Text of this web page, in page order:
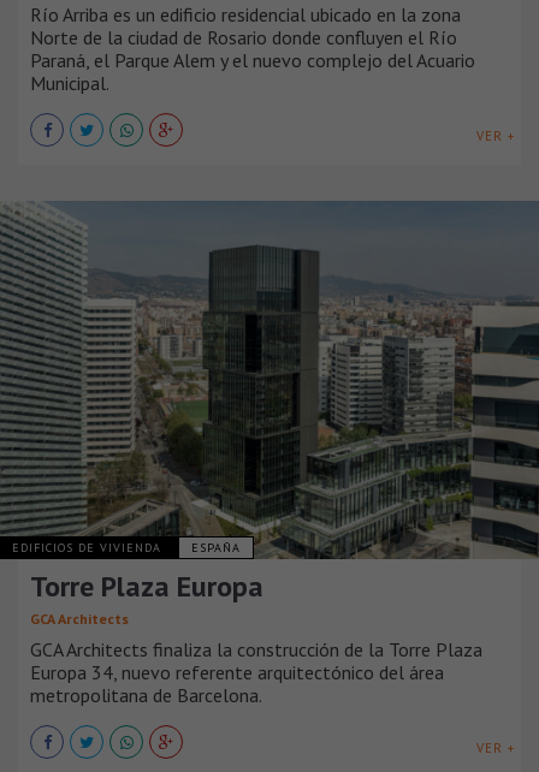
Río Arriba es un edificio residencial ubicado en la zona
Norte de la ciudad de Rosario donde confluyen el Río
Paraná, el Parque Alem y el nuevo complejo del Acuario
Municipal.
VER +
EDIFICIOS DE VIVIENDA ESPAÑA
Torre Plaza Europa
GCA Architects
GCA Architects finaliza la construcción de la Torre Plaza
Europa 34, nuevo referente arquitectónico del área
metropolitana de Barcelona.
VER +